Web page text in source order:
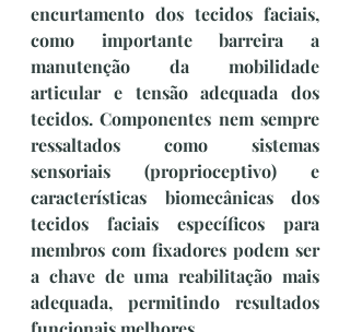
encurtamento dos tecidos faciais,
como importante barreira a
manutenção da mobilidade
articular e tensão adequada dos
tecidos. Componentes nem sempre
ressaltados como sistemas
sensoriais (proprioceptivo) e
características biomecânicas dos
tecidos faciais específicos para
membros com fixadores podem ser
a chave de uma reabilitação mais
adequada, permitindo resultados